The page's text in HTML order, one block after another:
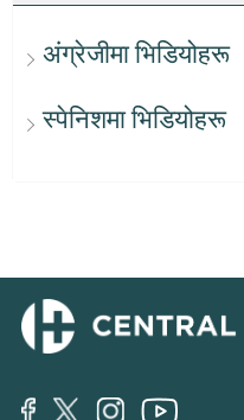
अंग्रेजीमा भिडियोहरू
स्पेनिशमा भिडियोहरू